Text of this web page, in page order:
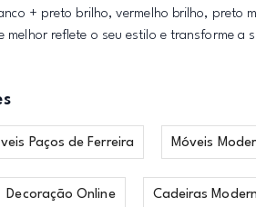
+ preto brilho, vermelho brilho, preto
melhor reflete o seu estilo e transforme a
Paços de Ferreira Móveis
Decoração Online Cadeiras